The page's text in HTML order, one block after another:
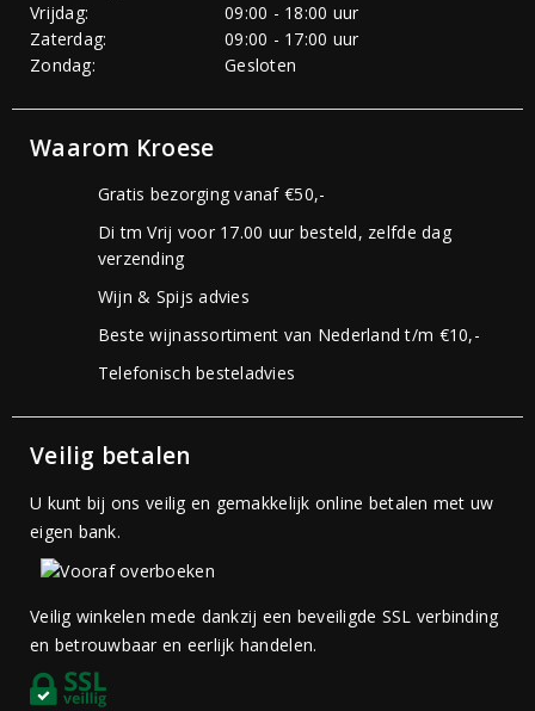
Vrijdag:
09:00 - 18:00 uur
Zaterdag:
09:00 - 17:00 uur
Zondag:
Gesloten
Waarom Kroese
Gratis bezorging vanaf €50,-
Di tm Vrij voor 17.00 uur besteld, zelfde dag
verzending
Wijn & Spijs advies
Beste wijnassortiment van Nederland t/m €10,-
Telefonisch besteladvies
Veilig betalen
U kunt bij ons veilig en gemakkelijk online betalen met uw
eigen bank.
Veilig winkelen mede dankzij een beveiligde SSL verbinding
en betrouwbaar en eerlijk handelen.